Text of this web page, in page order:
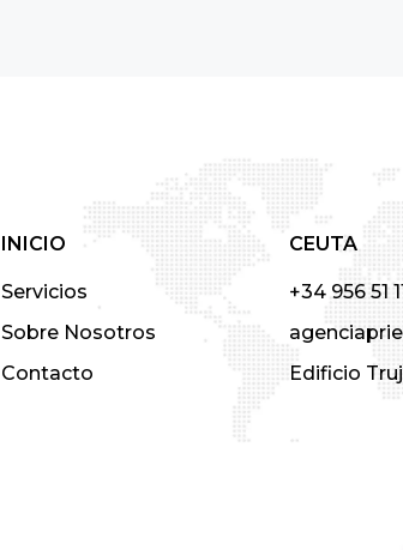
INICIO
Servicios
Sobre Nosotros
Contacto
CEUTA
+34 956 51
Edificio